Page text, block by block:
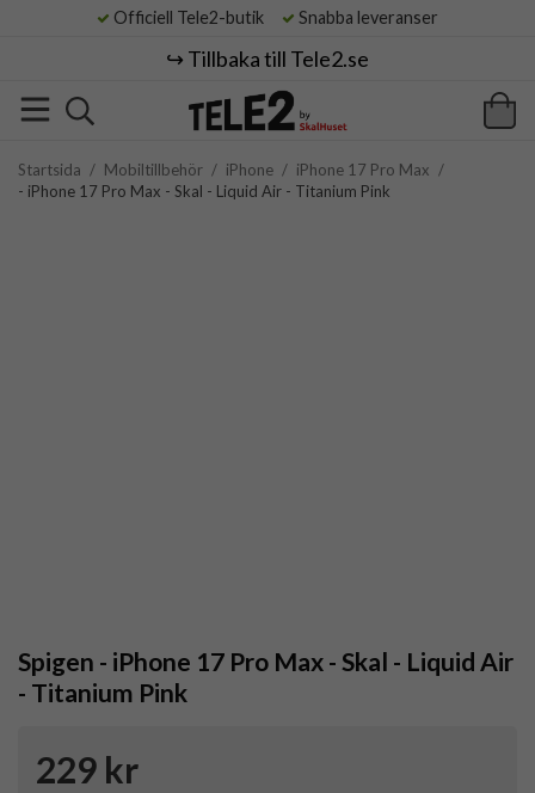
Officiell Tele2-butik Snabba leveranser
↪️ Tillbaka till Tele2.se
Startsida / Mobiltillbehör / iPhone / iPhone 17 Pro Max /
- iPhone 17 Pro Max - Skal - Liquid Air - Titanium Pink
Spigen - iPhone 17 Pro Max - Skal - Liquid Air
- Titanium Pink
229 kr